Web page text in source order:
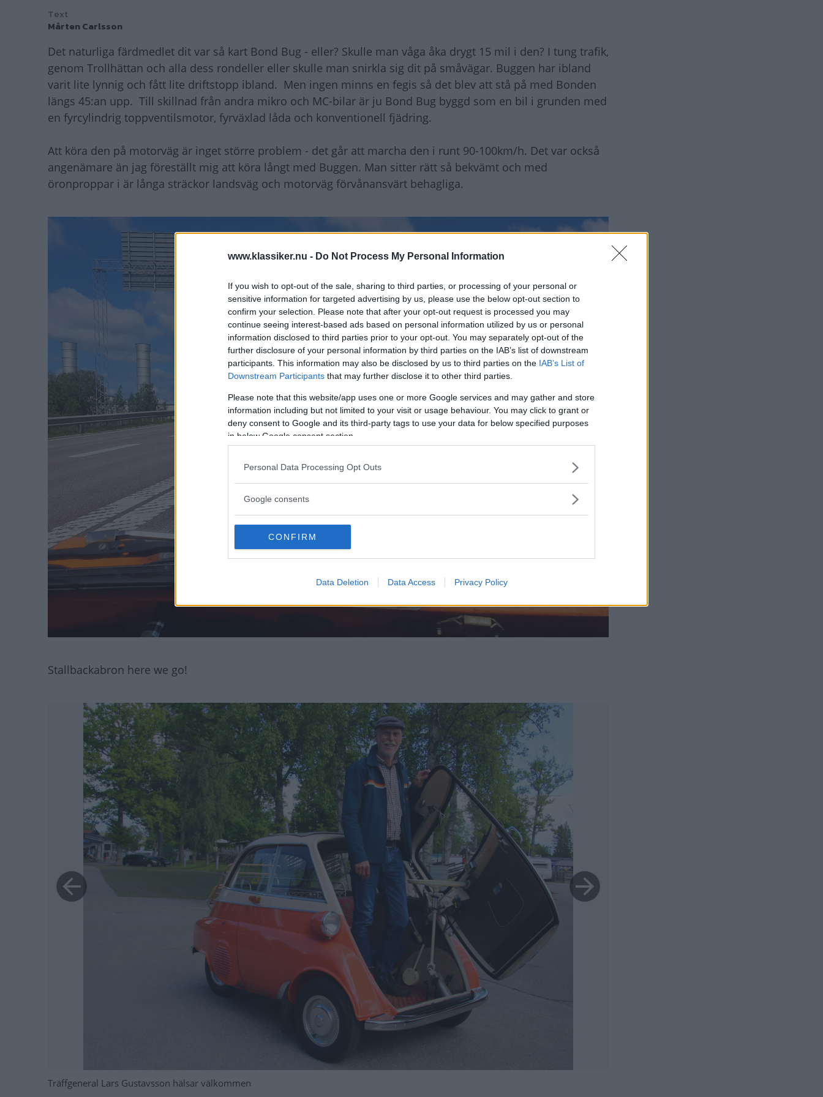
www.klassiker.nu - Do Not Process My Personal Information
If you wish to opt-out of the sale, sharing to third parties, or processing of your personal or
sensitive information for targeted advertising by us, please use the below opt-out section to
confirm your selection. Please note that after your opt-out request is processed you may
continue seeing interest-based ads based on personal information utilized by us or personal
information disclosed to third parties prior to your opt-out. You may separately opt-out of the
further disclosure of your personal information by third parties on the IAB’s list of downstream
participants. This information may also be disclosed by us to third parties on the IAB’s List of
Downstream Participants that may further disclose it to other third parties.
Please note that this website/app uses one or more Google services and may gather and store
information including but not limited to your visit or usage behaviour. You may click to grant or
deny consent to Google and its third-party tags to use your data for below specified purposes
in below Google consent section.
Personal Data Processing Opt Outs
Google consents
CONFIRM
Data Deletion Data Access Privacy Policy
Text
Mårten Carlsson
Det naturliga färdmedlet dit var så kart Bond Bug - eller? Skulle man våga åka drygt 15 mil i den? I tung trafik,
genom Trollhättan och alla dess rondeller eller skulle man snirkla sig dit på småvägar. Buggen har ibland
varit lite lynnig och fått lite driftstopp ibland. Men ingen minns en fegis så det blev att stå på med Bonden
längs 45:an upp. Till skillnad från andra mikro och MC-bilar är ju Bond Bug byggd som en bil i grunden med
en fyrcylindrig toppventilsmotor, fyrväxlad låda och konventionell fjädring.
Att köra den på motorväg är inget större problem - det går att marcha den i runt 90-100km/h. Det var också
angenämare än jag föreställt mig att köra långt med Buggen. Man sitter rätt så bekvämt och med
öronproppar i är långa sträckor landsväg och motorväg förvånansvärt behagliga.
Stallbackabron here we go!
Träffgeneral Lars Gustavsson hälsar välkommen